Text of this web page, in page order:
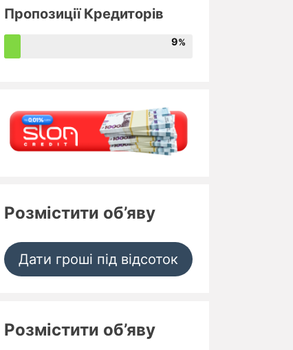
Пропозиції Кредиторів
9
Розмістити об’яву
Дати гроші під відсоток
Розмістити об’яву